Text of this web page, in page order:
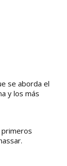
se aborda el
y los más
primeros